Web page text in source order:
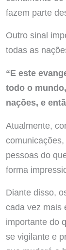
fazem parte
Outro sinal
todas as
“E este
todo o
nações, e
Atualmente,
pessoas do
forma
Diante disso,
cada vez mais
importante do
se vigilante e